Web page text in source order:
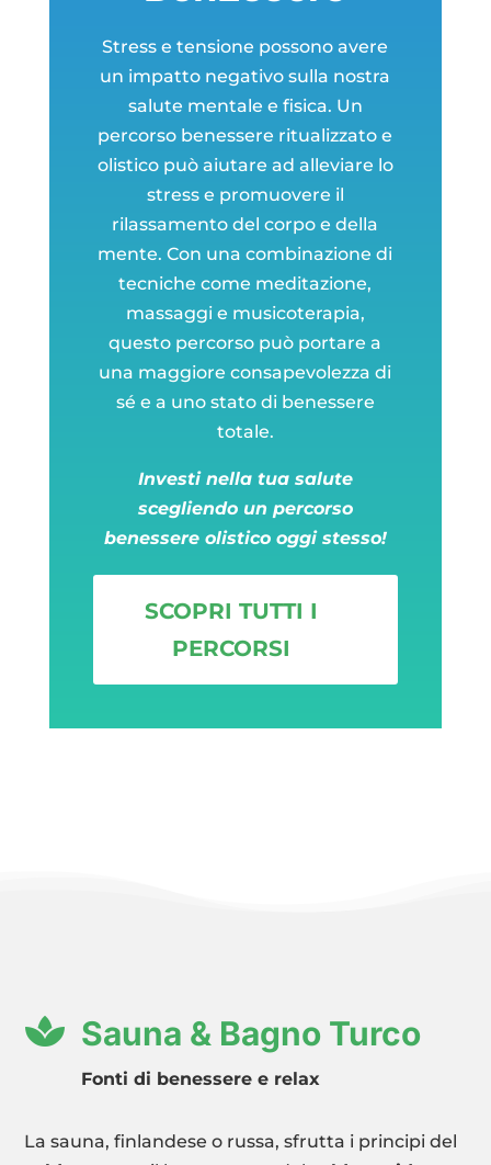
Stress e tensione possono avere
un impatto negativo sulla nostra
salute mentale e fisica. Un
percorso benessere ritualizzato e
olistico può aiutare ad alleviare lo
stress e promuovere il
rilassamento del corpo e della
mente. Con una combinazione di
tecniche come meditazione,
massaggi e musicoterapia,
questo percorso può portare a
una maggiore consapevolezza di
sé e a uno stato di benessere
totale.
Investi nella tua salute
scegliendo un percorso
benessere olistico oggi stesso!
SCOPRI TUTTI I
PERCORSI
 Sauna & Bagno Turco
Fonti di benessere e relax
La sauna, finlandese o russa, sfrutta i principi del